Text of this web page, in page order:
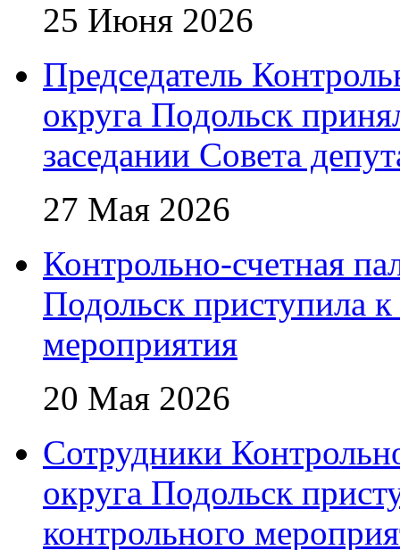
25 Июня 2026
Председатель
округа Подольск
заседании Совета
27 Мая 2026
Контрольно-счетная
Подольск приступила
мероприятия
20 Мая 2026
Сотрудники
округа Подольск
контрольного